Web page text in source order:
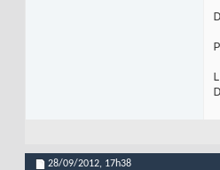
28/09/2012, 17h38